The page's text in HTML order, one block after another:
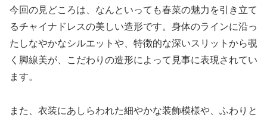
今回の見どころは、なんといっても春菜の魅力を引き立て
るチャイナドレスの美しい造形です。身体のラインに沿っ
たしなやかなシルエットや、特徴的な深いスリットから覗
く脚線美が、こだわりの造形によって見事に表現されてい
ます。
また、衣装にあしらわれた細やかな装飾模様や、ふわりと